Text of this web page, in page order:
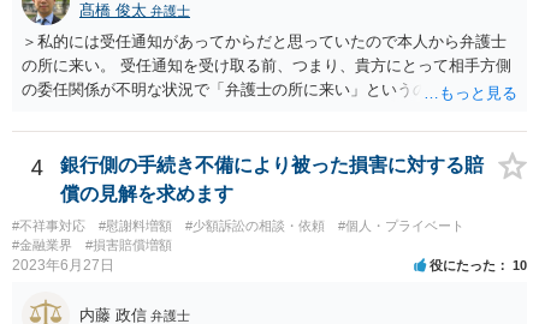
髙橋 俊太 弁護士
＞私的には受任通知があってからだと思っていたので本人から弁護士
の所に来い。 受任通知を受け取る前、つまり、貴方にとって相手方側
の委任関係が不明な状況で「弁護士の所に来い」というのは、さすが
絡がきますよね？ 通常はそのような初動となります。
4
銀行側の手続き不備により被った損害に対する賠
償の見解を求めます
#不祥事対応 #慰謝料増額 #少額訴訟の相談・依頼
#個人・プライベート
#金融業界
#損害賠償増額
2023年6月27日 役にたった 10
内藤 政信 弁護士